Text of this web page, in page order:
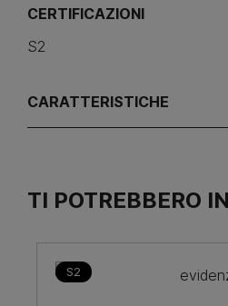
CERTIFICAZIONI
S2
CARATTERISTICHE
TI POTREBBERO
S2